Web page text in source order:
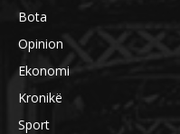
Bota
Opinion
Ekonomi
Kronikë
Sport